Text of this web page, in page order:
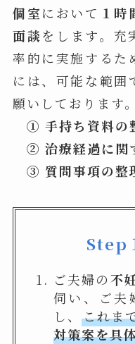
個室において １時
面談をします。充
率的に実施するた
には、可能な範
願いしております。
① 手持ち資料の
② 治療経過に関
③ 質問事項の整
Step
ご夫婦の不
伺い、ご夫
し、 これま
対策案を具